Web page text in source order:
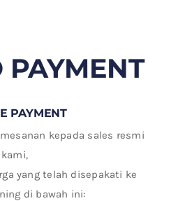
PAYMENT
PAYMENT
kepada sales resmi
kami,
yang telah disepakati ke
di bawah ini: